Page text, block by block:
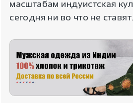
масштабам индуистская
сегодня ни во что не ставят.